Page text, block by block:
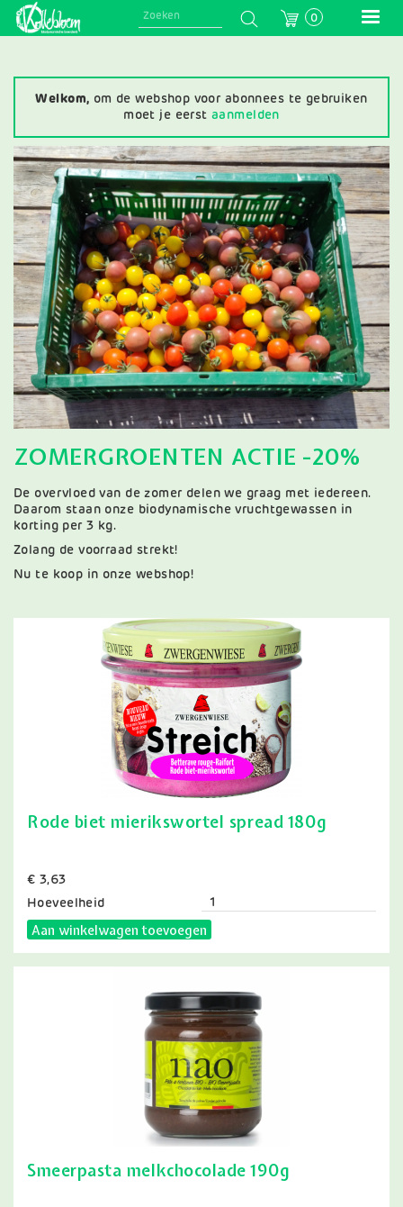
Skip
0
Welkom, om de webshop voor abonnees te gebruiken
moet je eerstaanmelden
Afbeelding
ZOMERGROENTEN ACTIE -20%
De overvloed van de zomer delen we graag met iedereen.
Daarom staan onze biodynamische vruchtgewassen in
korting per 3 kg.
Zolang de voorraad strekt!
Nu te koop in onze webshop!
Rode biet mierikswortel spread 180g
Prijs
€ 3,63
Hoeveelheid
Aan winkelwagen toevoegen
Smeerpasta melkchocolade 190g